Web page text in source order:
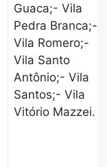
Guaca;- Vila
Pedra Branca;-
Vila Romero;-
Vila Santo
Antônio;- Vila
Santos;- Vila
Vitório Mazzei.